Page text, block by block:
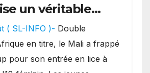
un véritable
et inflige
défaite au
( SL-INFO )- Double
en titre, le Mali a frappé
pour son entrée en lice à